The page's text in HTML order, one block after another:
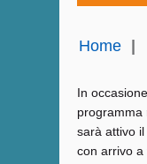
Home
In
programma
sarà attivo
con arrivo a